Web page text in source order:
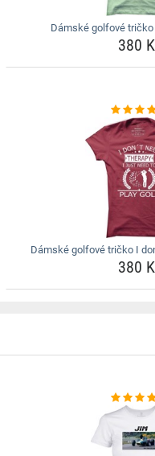
Dámské golfové tričko
380
Dámské golfové tričko I
380